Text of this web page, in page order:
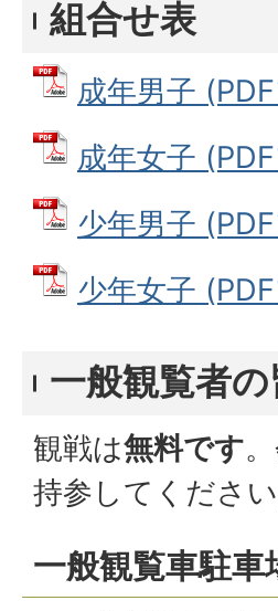
組合せ表
成年男子
成年女子
少年男子
少年女子
一般観覧者
観戦は無料です
持参してください
一般観覧車駐車